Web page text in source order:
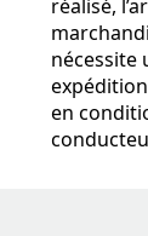
réalisé,
nécessite
en